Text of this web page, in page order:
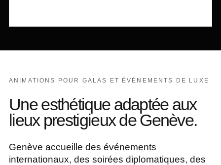
ANIMATIONS POUR GALAS ET ÉVÉNEMENTS DE LUXE
Une esthétique adaptée aux
lieux prestigieux de Genève.
Genève accueille des événements
internationaux, des soirées diplomatiques, des